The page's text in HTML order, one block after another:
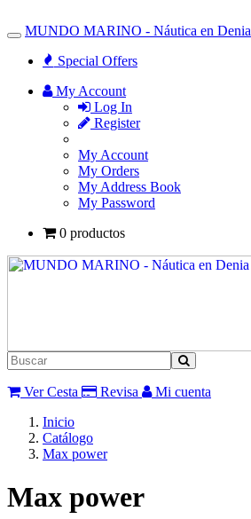
Toggle
Navigation
MUNDO MARINO - Náutica en Denia
Special Offers
My Account
Log In
Register
My Account
My Orders
My Address Book
My Password
0 productos
Ver Cesta Revisa
Mi cuenta
Inicio
Catálogo
Max power
Max power